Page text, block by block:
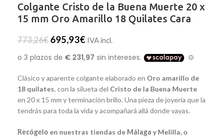
Colgante Cristo de la Buena Muerte 20 x
15 mm Oro Amarillo 18 Quilates Cara
773,26€ 695,93€ IVA incl.
Clásico y aparente colgante elaborado en Oro amarillo de
18 quilates, con la silueta del Cristo de la Buena Muerte
en 20 x 15 mm y terminación brillo. Una pieza de joyería que la
tendrás para toda la vida y acompañará allá donde vayas.
Recógelo en nuestras tiendas de Málaga y Melilla, o